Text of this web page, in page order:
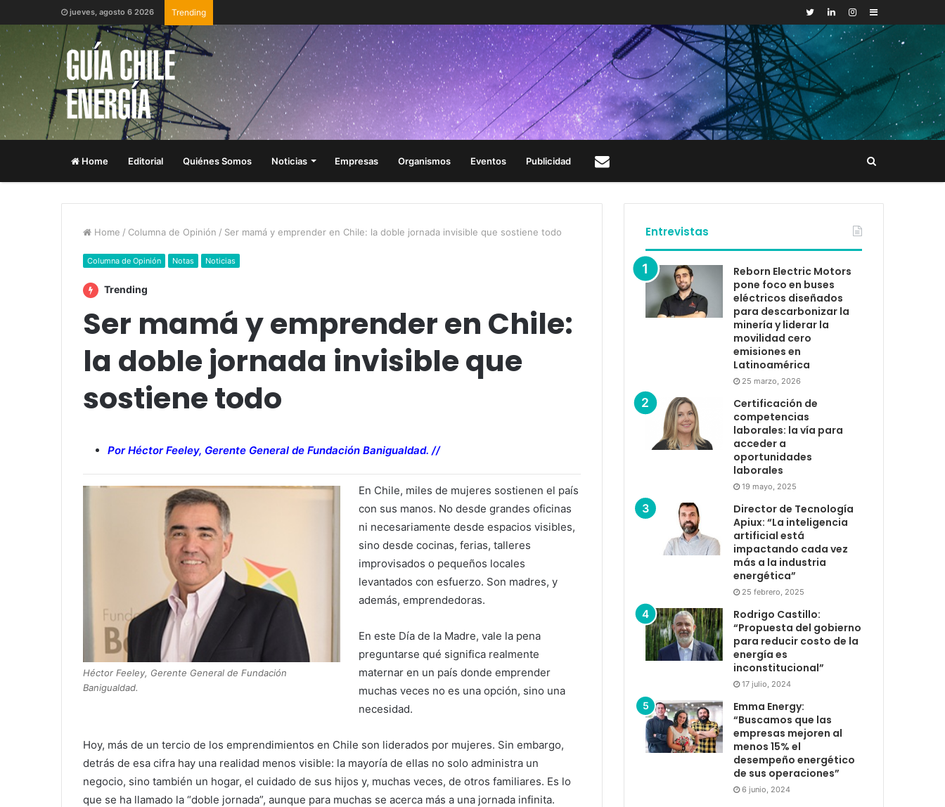
jueves, agosto 6 2026 Trending Sidebar
Home Editorial Quiénes Somos Noticias Empresas Organismos Eventos Publicidad
Home / Columna de Opinión / Ser mamá y emprender en Chile: la doble jornada invisible que sostiene todo
Columna de Opinión Notas Noticias
Trending
Ser mamá y emprender en Chile:
la doble jornada invisible que
sostiene todo
Por Héctor Feeley, Gerente General de Fundación Banigualdad. //
Héctor Feeley, Gerente General de Fundación
Banigualdad.
En Chile, miles de mujeres sostienen el país
con sus manos. No desde grandes oficinas
ni necesariamente desde espacios visibles,
sino desde cocinas, ferias, talleres
improvisados o pequeños locales
levantados con esfuerzo. Son madres, y
además, emprendedoras.
En este Día de la Madre, vale la pena
preguntarse qué significa realmente
maternar en un país donde emprender
muchas veces no es una opción, sino una
necesidad.
Hoy, más de un tercio de los emprendimientos en Chile son liderados por mujeres. Sin embargo,
detrás de esa cifra hay una realidad menos visible: la mayoría de ellas no solo administra un
negocio, sino también un hogar, el cuidado de sus hijos y, muchas veces, de otros familiares. Es lo
que se ha llamado la “doble jornada”, aunque para muchas se acerca más a una jornada infinita.
Entrevistas
Reborn Electric Motors
pone foco en buses
eléctricos diseñados
para descarbonizar la
minería y liderar la
movilidad cero
emisiones en
Latinoamérica
25 marzo, 2026
Certificación de
competencias
laborales: la vía para
acceder a
oportunidades
laborales
19 mayo, 2025
Director de Tecnología
Apiux: “La inteligencia
artificial está
impactando cada vez
más a la industria
energética”
25 febrero, 2025
Rodrigo Castillo:
“Propuesta del gobierno
para reducir costo de la
energía es
inconstitucional”
17 julio, 2024
Emma Energy:
“Buscamos que las
empresas mejoren al
menos 15% el
desempeño energético
de sus operaciones”
6 junio, 2024